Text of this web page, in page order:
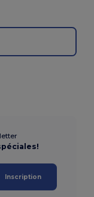
Inscription